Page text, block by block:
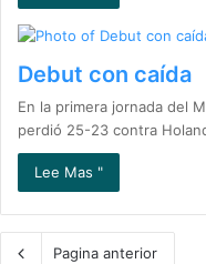
Debut con caída
En la primera jornada del
perdió 25-23 contra
Lee Mas "
Pagina anterior